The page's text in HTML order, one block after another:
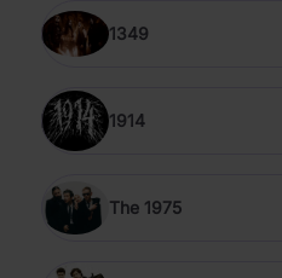
1349
1914
The 1975